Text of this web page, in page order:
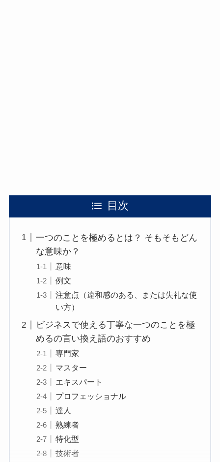
目次
一つのことを極めるとは？ そもそもどん
な意味か？
意味
例文
注意点（違和感のある、または失礼な使
い方）
ビジネスで使える丁寧な一つのことを極
めるの言い換え語のおすすめ
専門家
マスター
エキスパート
プロフェッショナル
達人
熟練者
特化型
技術者